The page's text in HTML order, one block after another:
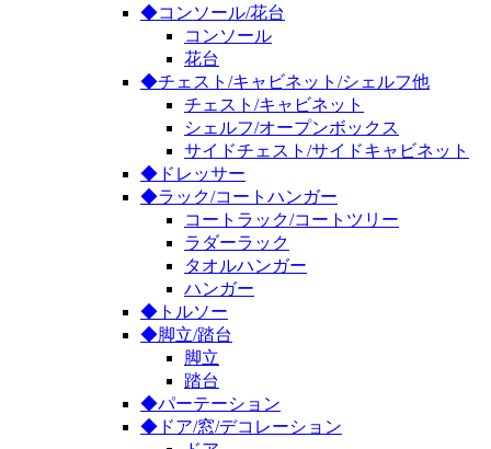
◆コンソール/花台
コンソール
花台
◆チェスト/キャビネット/シェルフ他
チェスト/キャビネット
シェルフ/オープンボックス
サイドチェスト/サイドキャビネット
◆ドレッサー
◆ラック/コートハンガー
コートラック/コートツリー
ラダーラック
タオルハンガー
ハンガー
◆トルソー
◆脚立/踏台
脚立
踏台
◆パーテーション
◆ドア/窓/デコレーション